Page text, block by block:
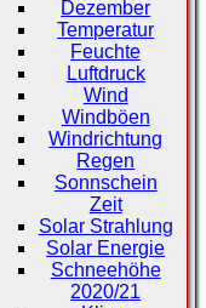
Dezember
Temperatur
Feuchte
Luftdruck
Wind
Windböen
Windrichtung
Regen
Sonnschein
Zeit
Solar Strahlung
Solar Energie
Schneehöhe
2020/21